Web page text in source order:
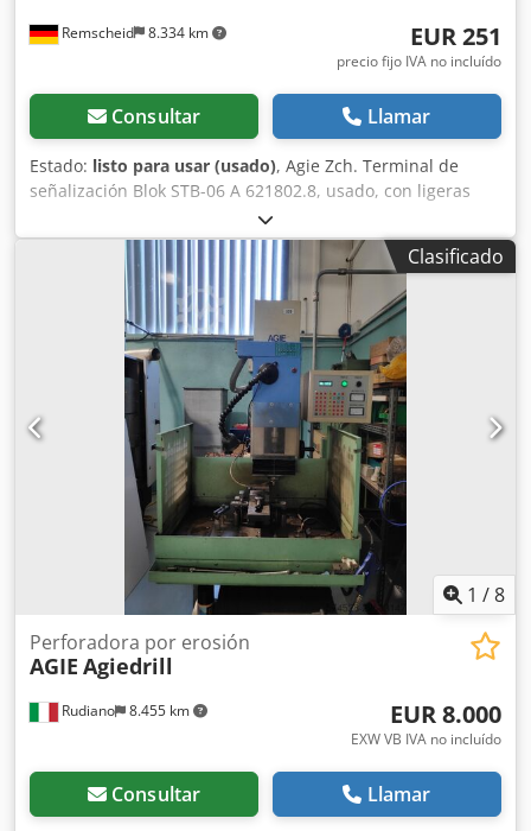
Remscheid 8.334 km EUR 251
precio fijo IVA no incluído
Consultar Llamar
Estado: listo para usar (usado), Agie Zch. Terminal de
señalización Blok STB-06 A 621802.8, usado, con ligeras
señales de uso, 100 % funcional. Dwedpfji D Ty Sjx Amxoa
Clasificado
1 /8
Rudiano 8.455 km
Perforadora por erosión
AGIE Agiedrill
EUR 8.000
EXW VB IVA no incluído
Consultar Llamar